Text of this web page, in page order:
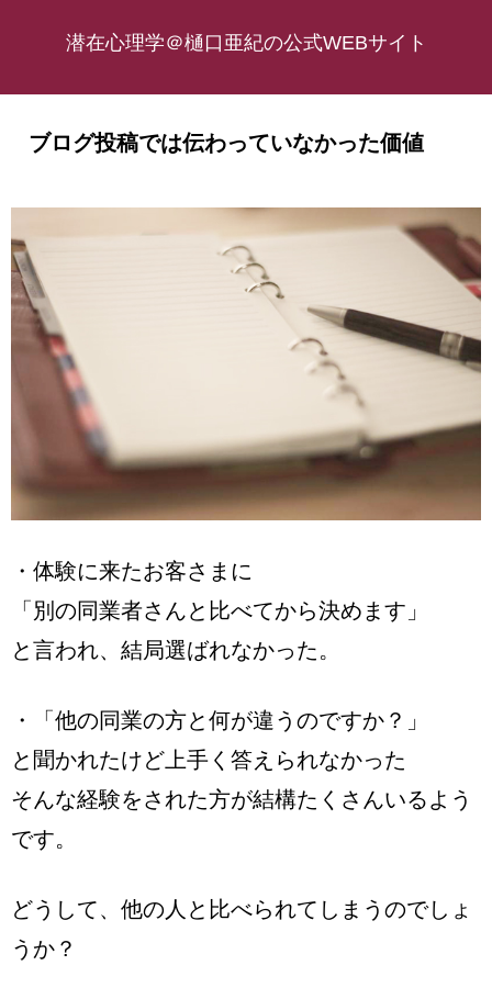
潜在心理学＠樋口亜紀の公式WEBサイト
ブログ投稿では伝わっていなかった価値
・体験に来たお客さまに
「別の同業者さんと比べてから決めます」
と言われ、結局選ばれなかった。
・「他の同業の方と何が違うのですか？」
と聞かれたけど上手く答えられなかった
そんな経験をされた方が結構たくさんいるよう
です。
どうして、他の人と比べられてしまうのでしょ
うか？